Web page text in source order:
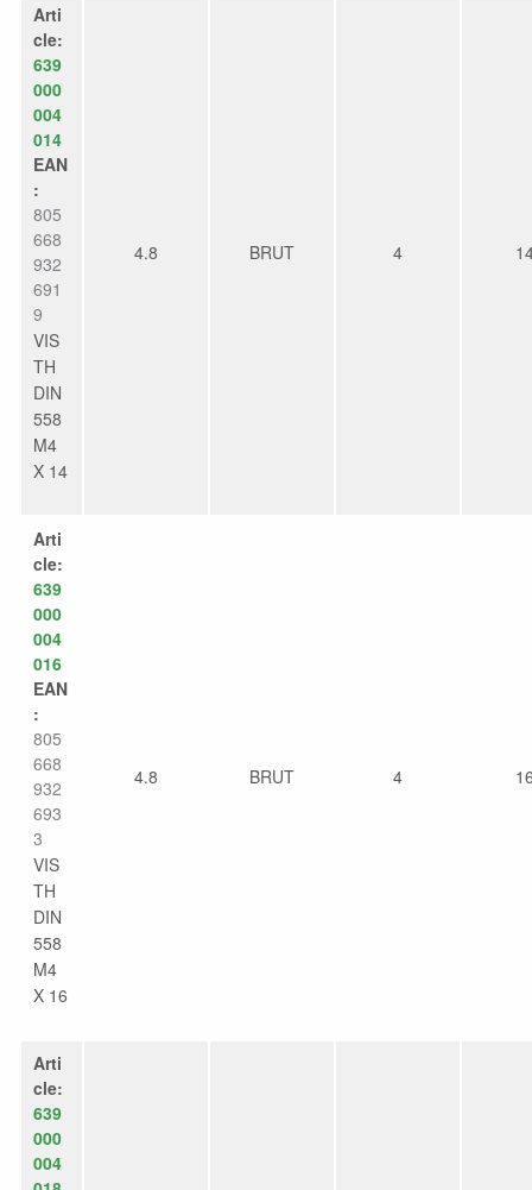
Arti
cle:
639
000
004
014
EAN
:
805
668
932
691
9
VIS
TH
DIN
558
M4
X 14
4.8 BRUT 4
Arti
cle:
639
000
004
016
EAN
:
805
668
932
693
3
VIS
TH
DIN
558
M4
X 16
4.8 BRUT 4
Arti
cle:
639
000
004